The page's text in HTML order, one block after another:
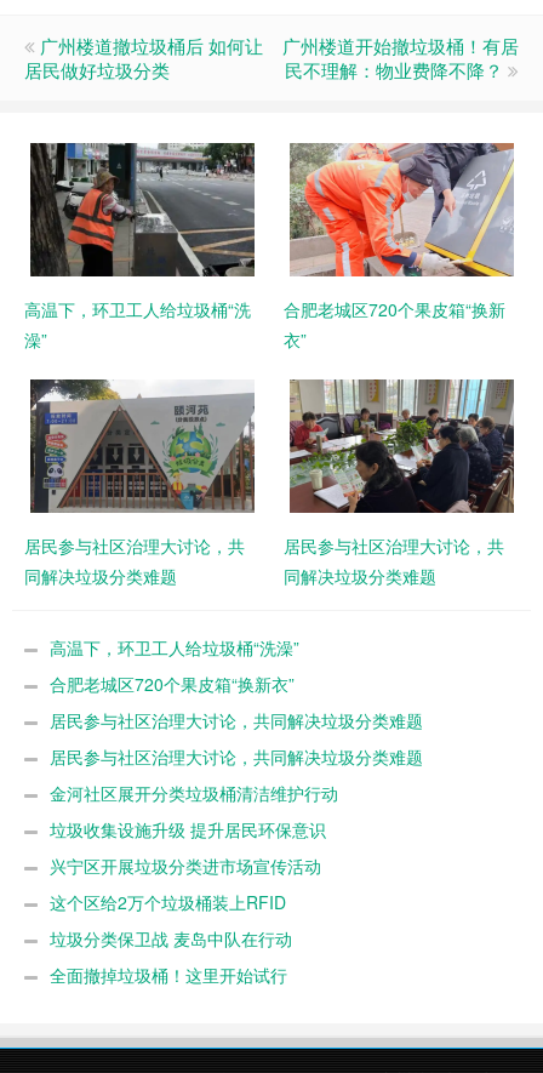
广州楼道撤垃圾桶后 如何让
居民做好垃圾分类
广州楼道开始撤垃圾桶！有居
民不理解：物业费降不降？
高温下，环卫工人给垃圾桶“洗
澡”
合肥老城区720个果皮箱“换新
衣”
居民参与社区治理大讨论，共
同解决垃圾分类难题
居民参与社区治理大讨论，共
同解决垃圾分类难题
高温下，环卫工人给垃圾桶“洗澡”
合肥老城区720个果皮箱“换新衣”
居民参与社区治理大讨论，共同解决垃圾分类难题
居民参与社区治理大讨论，共同解决垃圾分类难题
金河社区展开分类垃圾桶清洁维护行动
垃圾收集设施升级 提升居民环保意识
兴宁区开展垃圾分类进市场宣传活动
这个区给2万个垃圾桶装上RFID
垃圾分类保卫战 麦岛中队在行动
全面撤掉垃圾桶！这里开始试行